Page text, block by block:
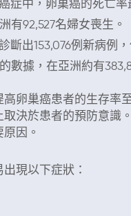
症中，卵巢癌的死亡率
有92,527名婦女喪生。
斷出153,076例新病例
數據，在亞洲約有
高卵巢癌患者的生存率
取決於患者的預防意識
因。
現以下症狀：